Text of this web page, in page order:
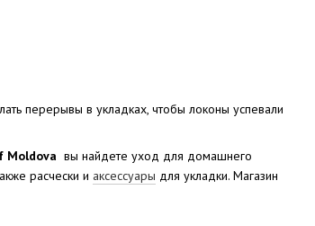
перерывы в укладках, чтобы локоны успевали
Moldova вы найдете уход для домашнего
расчески и аксессуары для укладки. Магазин